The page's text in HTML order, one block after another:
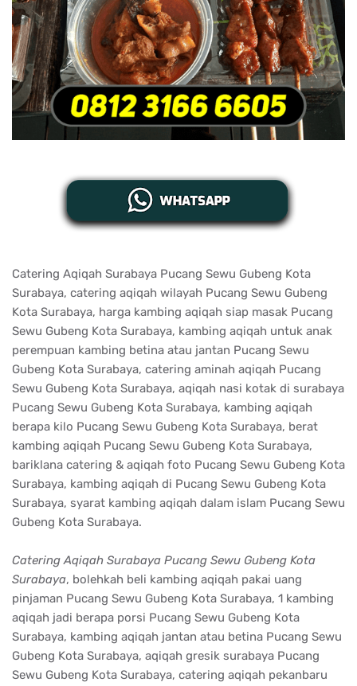
Catering Aqiqah Surabaya Pucang Sewu Gubeng Kota
Surabaya, catering aqiqah wilayah Pucang Sewu Gubeng
Kota Surabaya, harga kambing aqiqah siap masak Pucang
Sewu Gubeng Kota Surabaya, kambing aqiqah untuk anak
perempuan kambing betina atau jantan Pucang Sewu
Gubeng Kota Surabaya, catering aminah aqiqah Pucang
Sewu Gubeng Kota Surabaya, aqiqah nasi kotak di surabaya
Pucang Sewu Gubeng Kota Surabaya, kambing aqiqah
berapa kilo Pucang Sewu Gubeng Kota Surabaya, berat
kambing aqiqah Pucang Sewu Gubeng Kota Surabaya,
bariklana catering & aqiqah foto Pucang Sewu Gubeng Kota
Surabaya, kambing aqiqah di Pucang Sewu Gubeng Kota
Surabaya, syarat kambing aqiqah dalam islam Pucang Sewu
Gubeng Kota Surabaya.
Catering Aqiqah Surabaya Pucang Sewu Gubeng Kota
Surabaya, bolehkah beli kambing aqiqah pakai uang
pinjaman Pucang Sewu Gubeng Kota Surabaya, 1 kambing
aqiqah jadi berapa porsi Pucang Sewu Gubeng Kota
Surabaya, kambing aqiqah jantan atau betina Pucang Sewu
Gubeng Kota Surabaya, aqiqah gresik surabaya Pucang
Sewu Gubeng Kota Surabaya, catering aqiqah pekanbaru